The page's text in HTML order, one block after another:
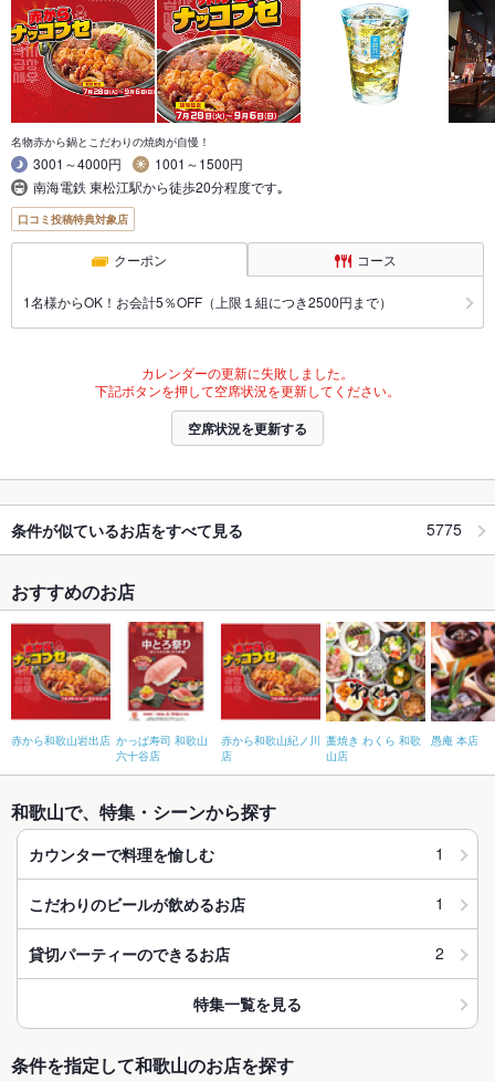
名物赤から鍋とこだわりの焼肉が自慢！
3001～4000円
1001～1500円
南海電鉄 東松江駅から徒歩20分程度です｡
口コミ投稿特典対象店
クーポン コース
1名様からOK！お会計5％OFF（上限１組につき2500円まで）
カレンダーの更新に失敗しました。
下記ボタンを押して空席状況を更新してください。
空席状況を更新する
条件が似ているお店をすべて見る 5775
おすすめのお店
赤から和歌山岩出店 かっぱ寿司 和歌山
六十谷店
赤から和歌山紀ノ川
店
藁焼き わくら 和歌
山店
愚庵 本店
和歌山で、特集・シーンから探す
カウンターで料理を愉しむ 1
こだわりのビールが飲めるお店 1
貸切パーティーのできるお店 2
特集一覧を見る
条件を指定して和歌山のお店を探す